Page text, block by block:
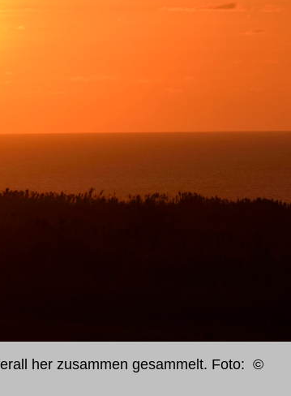
her zusammen gesammelt. Foto: ©